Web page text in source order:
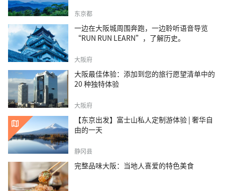
东京都
一边在大阪城周围奔跑，一边聆听语音导览
“RUN RUN LEARN”，了解历史。
大阪府
大阪最佳体验：添加到您的旅行愿望清单中的
20 种独特体验
大阪府
【东京出发】富士山私人定制游体验 | 奢华自
由的一天
静冈县
完整品味大阪：当地人喜爱的特色美食